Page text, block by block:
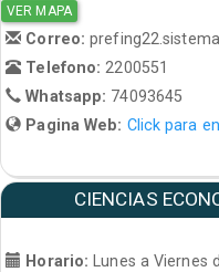
VER MAPA
Correo:
Telefono: 2200551
Whatsapp: 74093645
Pagina Web: Click para
CIENCIAS
Horario: Lunes a Viernes